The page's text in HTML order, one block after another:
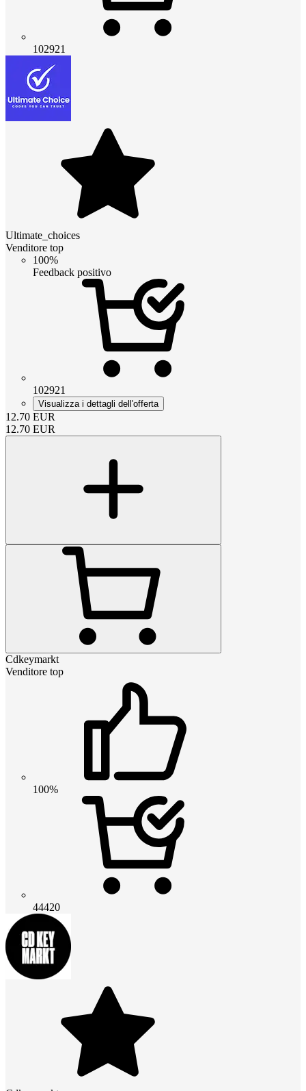
102921
Ultimate_choices
Venditore top
100%
Feedback positivo
102921
Visualizza i dettagli dell'offerta
12.70 EUR
12.70 EUR
Cdkeymarkt
Venditore top
100%
44420